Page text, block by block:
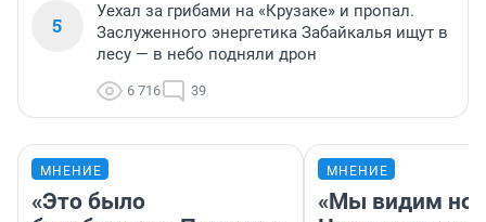
5
Уехал за грибами на «Крузаке» и пропал.
Заслуженного энергетика Забайкалья ищут в
лесу — в небо подняли дрон
6 716 39
МНЕНИЕ
«Это было
МНЕНИЕ
«Мы видим